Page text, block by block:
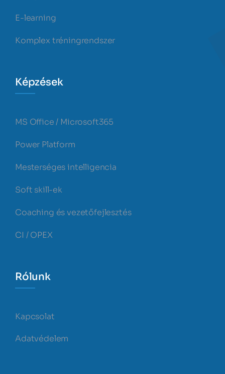
E-learning
Komplex tréningrendszer
Képzések
MS Office / Microsoft365
Power Platform
Mesterséges intelligencia
Soft skill-ek
Coaching és vezetőfejlesztés
CI / OPEX
Rólunk
Kapcsolat
Adatvédelem